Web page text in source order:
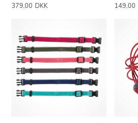
379,00 DKK
149,00